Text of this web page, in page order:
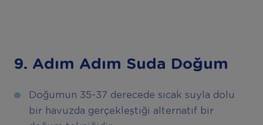
9. Adım Adım Suda Doğum
Doğumun 35-37 derecede sıcak suyla dolu
bir havuzda gerçekleştiği alternatif bir